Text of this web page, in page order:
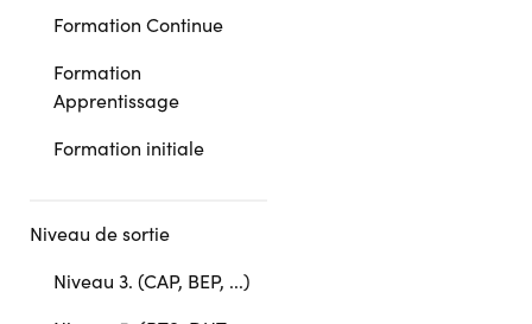
Formation Continue
Formation
Apprentissage
Formation initiale
Niveau de sortie
Niveau 3. (CAP, BEP, ...)